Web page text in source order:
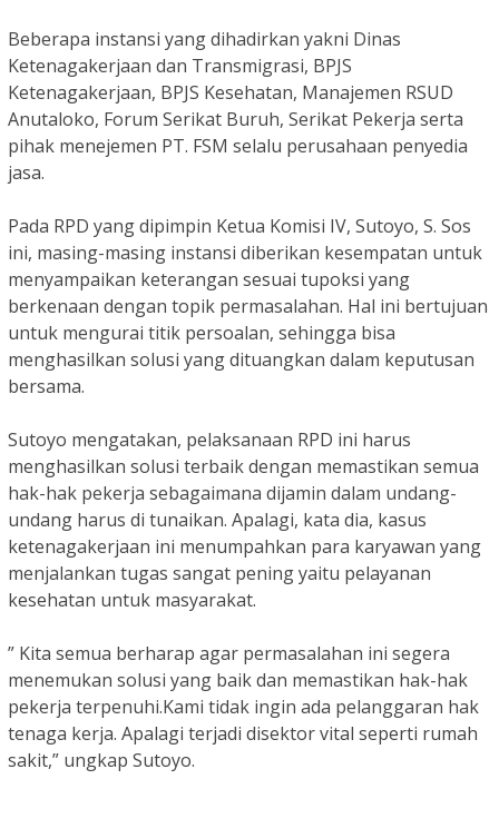
Beberapa instansi yang dihadirkan yakni Dinas
Ketenagakerjaan dan Transmigrasi, BPJS
Ketenagakerjaan, BPJS Kesehatan, Manajemen RSUD
Anutaloko, Forum Serikat Buruh, Serikat Pekerja serta
pihak menejemen PT. FSM selalu perusahaan penyedia
jasa.
Pada RPD yang dipimpin Ketua Komisi IV, Sutoyo, S. Sos
ini, masing-masing instansi diberikan kesempatan untuk
menyampaikan keterangan sesuai tupoksi yang
berkenaan dengan topik permasalahan. Hal ini bertujuan
untuk mengurai titik persoalan, sehingga bisa
menghasilkan solusi yang dituangkan dalam keputusan
bersama.
Sutoyo mengatakan, pelaksanaan RPD ini harus
menghasilkan solusi terbaik dengan memastikan semua
hak-hak pekerja sebagaimana dijamin dalam undang-
undang harus di tunaikan. Apalagi, kata dia, kasus
ketenagakerjaan ini menumpahkan para karyawan yang
menjalankan tugas sangat pening yaitu pelayanan
kesehatan untuk masyarakat.
” Kita semua berharap agar permasalahan ini segera
menemukan solusi yang baik dan memastikan hak-hak
pekerja terpenuhi.Kami tidak ingin ada pelanggaran hak
tenaga kerja. Apalagi terjadi disektor vital seperti rumah
sakit,” ungkap Sutoyo.